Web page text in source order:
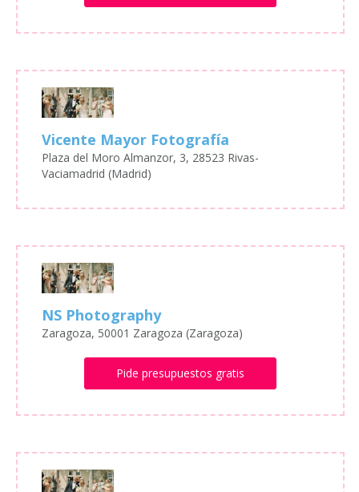
Vicente Mayor Fotografía
Plaza del Moro Almanzor, 3, 28523 Rivas-
Vaciamadrid (Madrid)
NS Photography
Zaragoza, 50001 Zaragoza (Zaragoza)
Pide presupuestos gratis